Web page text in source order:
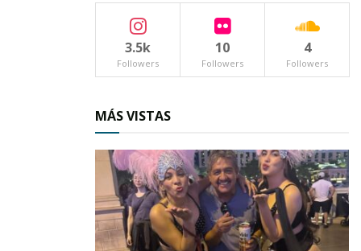
clubes de la tercera edad de todo el estado,
recreativas, a través de la entrega de material
que estimula su destreza mental como juegos
de mesa. Ofrece también atención psicológica y
nutricional, además de gestionar apoyos de
3.5k
Followers
10
Followers
4
Followers
MÁS VISTAS